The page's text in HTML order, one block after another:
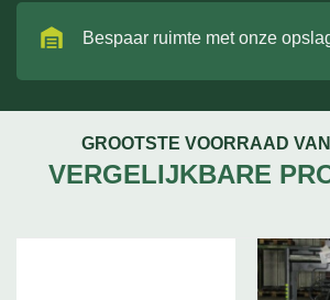
Bespaar ruimte met onze
GROOTSTE VOORRAAD
VERGELIJKBARE